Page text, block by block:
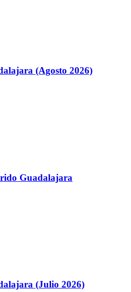
(Agosto 2026)
Guadalajara
(Julio 2026)